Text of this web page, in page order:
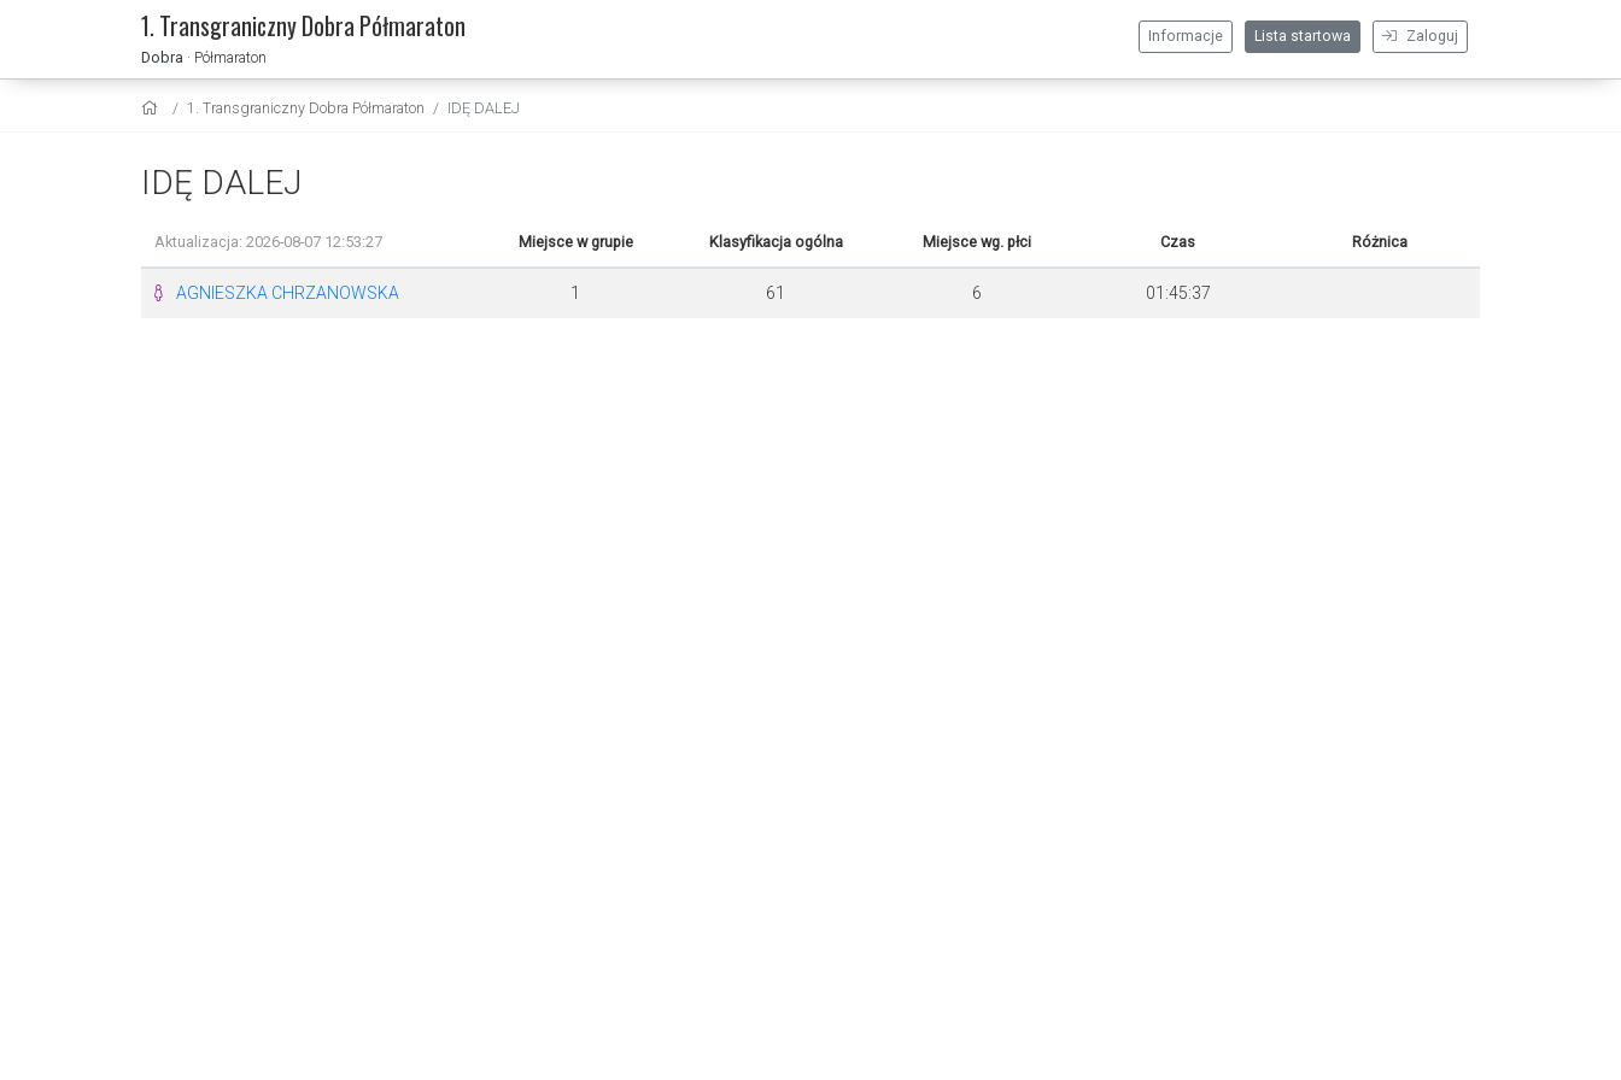
1. Transgraniczny Dobra Półmaraton
Dobra · Półmaraton
Zaloguj
Lista startowa
Informacje
1. Transgraniczny Dobra Półmaraton IDĘ DALEJ
IDĘ DALEJ
Aktualizacja: 2026-08-07 12:53:27 Miejsce w grupie Klasyfikacja ogólna Miejsce wg. płci Czas Różnica
AGNIESZKA CHRZANOWSKA 1 61 6 01:45:37